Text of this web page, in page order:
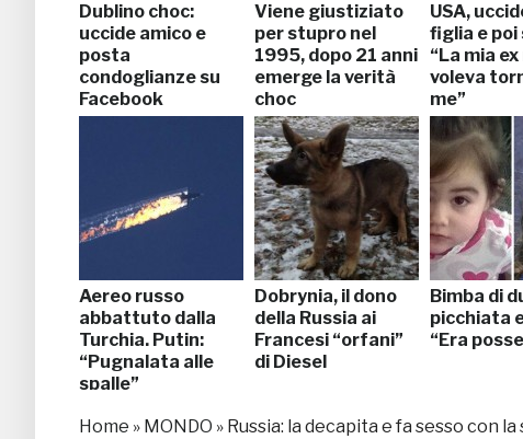
Dublino choc:
uccide amico e
posta
condoglianze su
Facebook
Viene giustiziato
per stupro nel
1995, dopo 21 anni
emerge la verità
choc
USA,
figlia e poi
“La mia ex
voleva
me”
Aereo russo
abbattuto dalla
Turchia. Putin:
“Pugnalata alle
spalle”
Dobrynia, il dono
della Russia ai
Francesi “orfani”
di Diesel
Bimba di
picchiata
“Era
Home » MONDO » Russia: la decapita e fa sesso con